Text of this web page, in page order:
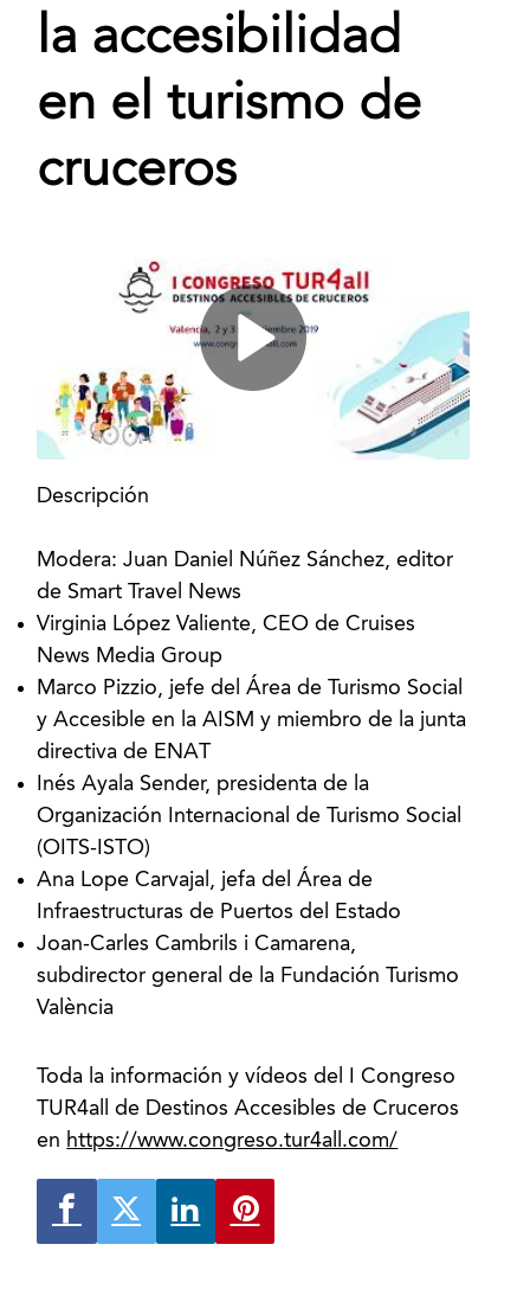
la accesibilidad
en el turismo de
cruceros
Descripción
Modera: Juan Daniel Núñez Sánchez, editor
de Smart Travel News
Virginia López Valiente, CEO de Cruises
News Media Group
Marco Pizzio, jefe del Área de Turismo Social
y Accesible en la AISM y miembro de la junta
directiva de ENAT
Inés Ayala Sender, presidenta de la
Organización Internacional de Turismo Social
(OITS-ISTO)
Ana Lope Carvajal, jefa del Área de
Infraestructuras de Puertos del Estado
Joan-Carles Cambrils i Camarena,
subdirector general de la Fundación Turismo
València
Toda la información y vídeos del I Congreso
TUR4all de Destinos Accesibles de Cruceros
en https://www.congreso.tur4all.com/